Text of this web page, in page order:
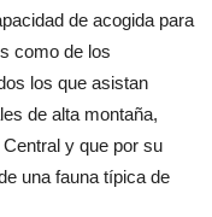
de acogida para
como de los
los que asistan
de alta montaña,
y que por su
una fauna típica de